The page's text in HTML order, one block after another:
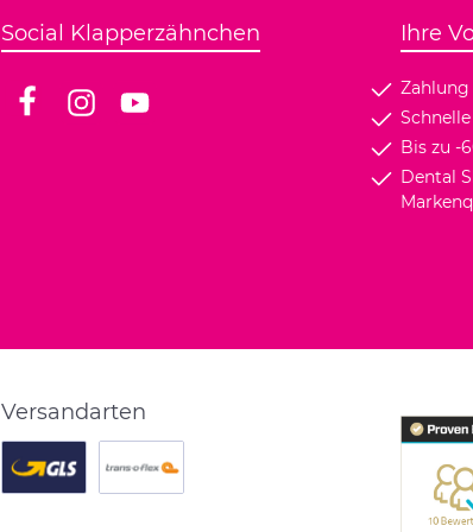
Ihre
Zahlung
Bis zu -
Dental
Social Klapperzähnchen
FacebookInstagramYouTube
Versandarten